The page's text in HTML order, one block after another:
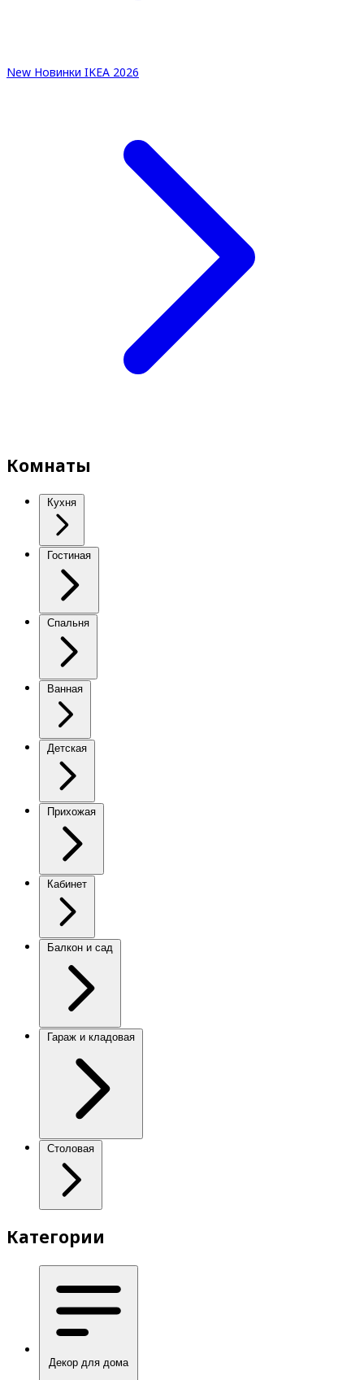
New Новинки IKEA 2026
Комнаты
Кухня
Гостиная
Спальня
Ванная
Детская
Прихожая
Кабинет
Балкон и сад
Гараж и кладовая
Столовая
Категории
Декор для дома